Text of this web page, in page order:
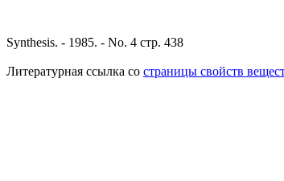
Synthesis. - 1985. - No. 4 стр. 438
Литературная ссылка со страницы свойств